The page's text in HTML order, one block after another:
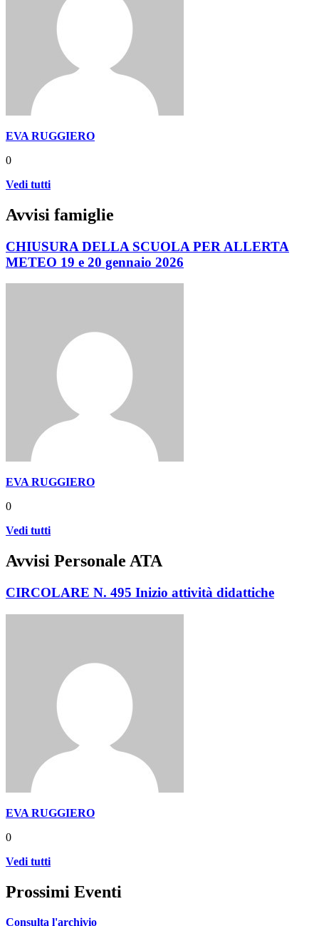
EVA RUGGIERO
0
Vedi tutti
Avvisi famiglie
CHIUSURA DELLA SCUOLA PER ALLERTA
METEO 19 e 20 gennaio 2026
EVA RUGGIERO
0
Vedi tutti
Avvisi Personale ATA
CIRCOLARE N. 495 Inizio attività didattiche
EVA RUGGIERO
0
Vedi tutti
Prossimi Eventi
Consulta l'archivio